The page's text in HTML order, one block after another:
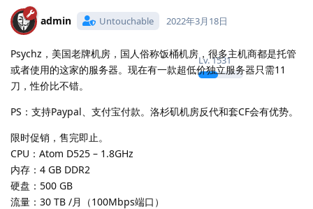
admin Untouchable
Lv. 1531
2022年3月18日
Psychz，美国老牌机房，国人俗称饭桶机房，很多主机商都是托管
或者使用的这家的服务器。现在有一款超低价独立服务器只需11
刀，性价比不错。
PS：支持Paypal、支付宝付款。洛杉矶机房反代和套CF会有优势。
限时促销，售完即止。
CPU：Atom D525 – 1.8GHz
内存：4 GB DDR2
硬盘：500 GB
流量：30 TB /月（100Mbps端口）